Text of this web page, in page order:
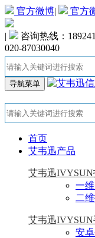
官方微博| 官方
|
咨询热线：
020-87030040
导航菜单
首页
艾韦迅产品
艾韦迅IVYSUN
一
二
艾韦迅
安